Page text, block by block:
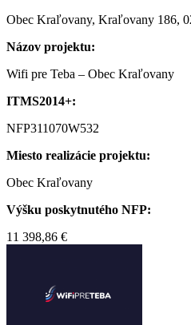
Obec Kraľovany, Kraľovany 186,
Názov projektu:
Wifi pre Teba – Obec Kraľovany
ITMS2014+:
NFP311070W532
Miesto realizácie projektu:
Obec Kraľovany
Výšku poskytnutého NFP:
11 398,86 €